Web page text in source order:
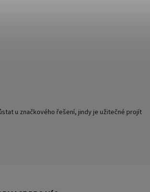
u značkového řešení, jindy je užitečné projít